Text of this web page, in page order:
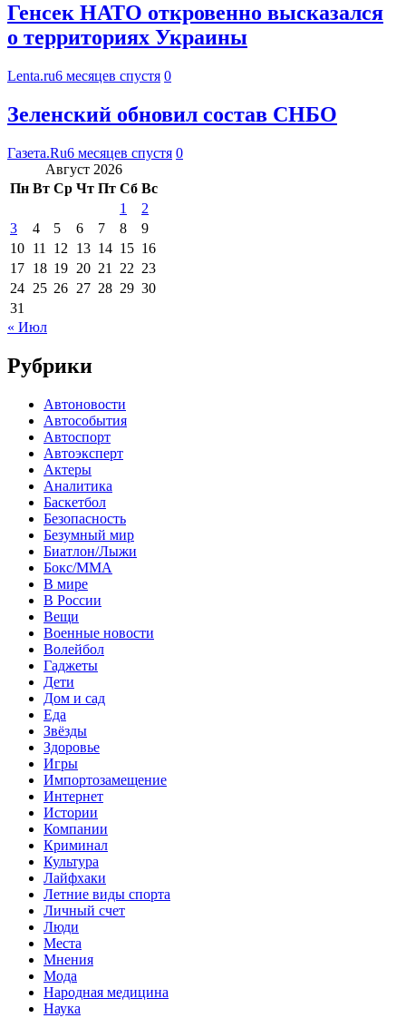
Генсек НАТО откровенно высказался
о территориях Украины
Lenta.ru6 месяцев спустя 0
Зеленский обновил состав СНБО
Газета.Ru6 месяцев спустя 0
Август 2026
Пн Вт Ср Чт Пт Сб Вс
1
2
3
4 5 6 7 8
9
10 11 12 13 14 15 16
17 18 19 20 21 22 23
24 25 26 27 28 29 30
31
« Июл
Рубрики
Автоновости
Автособытия
Автоспорт
Автоэксперт
Актеры
Аналитика
Баскетбол
Безопасность
Безумный мир
Биатлон/Лыжи
Бокс/MMA
В мире
В России
Вещи
Военные новости
Волейбол
Гаджеты
Дети
Дом и сад
Еда
Звёзды
Здоровье
Игры
Импортозамещение
Интернет
Истории
Компании
Криминал
Культура
Лайфхаки
Летние виды спорта
Личный счет
Люди
Места
Мнения
Мода
Народная медицина
Наука